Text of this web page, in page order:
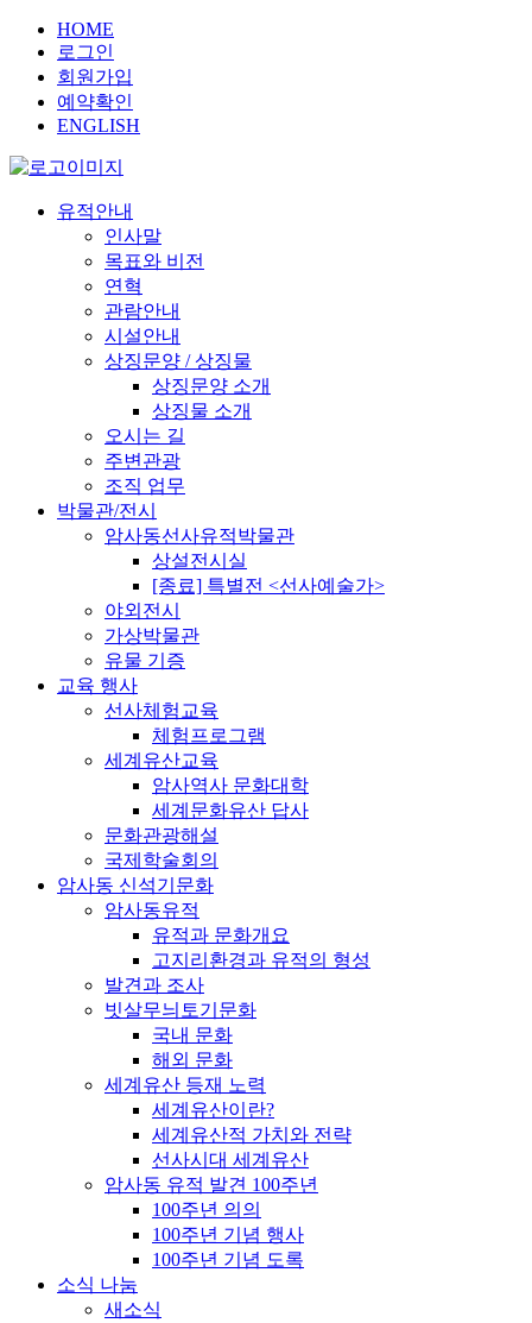
HOME
로그인
회원가입
예약확인
ENGLISH
유적안내
인사말
목표와 비전
연혁
관람안내
시설안내
상징문양 / 상징물
상징문양 소개
상징물 소개
오시는 길
주변관광
조직 업무
박물관/전시
암사동선사유적박물관
상설전시실
[종료] 특별전 <선사예술가>
야외전시
가상박물관
유물 기증
교육 행사
선사체험교육
체험프로그램
세계유산교육
암사역사 문화대학
세계문화유산 답사
문화관광해설
국제학술회의
암사동 신석기문화
암사동유적
유적과 문화개요
고지리환경과 유적의 형성
발견과 조사
빗살무늬토기문화
국내 문화
해외 문화
세계유산 등재 노력
세계유산이란?
세계유산적 가치와 전략
선사시대 세계유산
암사동 유적 발견 100주년
100주년 의의
100주년 기념 행사
100주년 기념 도록
소식 나눔
새소식